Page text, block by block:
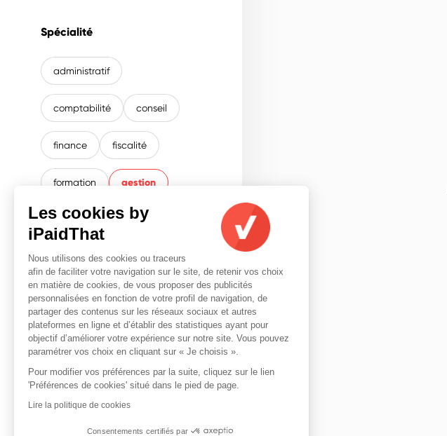
Les cookies by
iPaidThat
Nous utilisons des cookies ou traceurs
afin de faciliter votre navigation sur le site, de retenir vos choix
en matière de cookies, de vous proposer des publicités
personnalisées en fonction de votre profil de navigation, de
partager des contenus sur les réseaux sociaux et autres
plateformes en ligne et d’établir des statistiques ayant pour
objectif d’améliorer votre expérience sur notre site. Vous pouvez
paramétrer vos choix en cliquant sur « Je choisis ».
Pour modifier vos préférences par la suite, cliquez sur le lien
'Préférences de cookies' situé dans le pied de page.
Lire la politique de cookies
Consentements certifiés par
Spécialité
administratif
comptabilité conseil
finance fiscalité
formation gestion
international juridique
office management RH
social spécial